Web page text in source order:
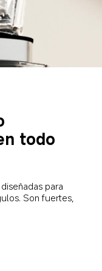
todo
para
Son fuertes,